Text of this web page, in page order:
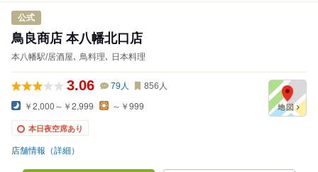
公式
鳥良商店 本八幡北口店
本八幡駅/居酒屋､ 鳥料理､ 日本料理
3.06 79人 856 人
￥2,000～￥2,999 ～￥999
本日夜空席あり
店舗情報（詳細）